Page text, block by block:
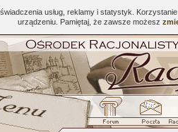
usług, reklamy i statystyk.
urządzeniu. Pamiętaj, że zawsze możesz